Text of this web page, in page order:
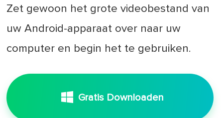
Zet gewoon het grote videobestand van
uw Android-apparaat over naar uw
computer en begin het te gebruiken.
Gratis Downloaden